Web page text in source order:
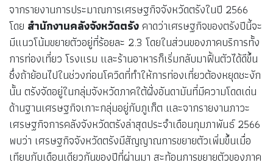
จากรายงานการประมาณการเศรษฐกิจจังหวัดตรังในปี 2566
โดย สำนักงานคลังจังหวัดตรังคาดว่าเศรษฐกิจของตรังปีนี้จะ
มีแนวโน้มขยายตัวอยู่ที่ร้อยละ 2.3 โดยในส่วนของภาคบริการทั้ง
การท่องเที่ยว โรงแรม และร้านอาหารก็เริ่มกลับมาฟื้นตัวได้ดีขึ้น
ซึ่งถ้าย้อนไปในช่วงก่อนโควิดที่ทำให้การท่องเที่ยวต้องหยุดชะงัก
นั้น ตรังจัดอยู่ในกลุ่มจังหวัดภาคใต้ฝั่งอันดามันที่มีความโดดเด่น
ด้านฐานเศรษฐกิจเกาะกลุ่มอยู่กับภูเก็ต และจากรายงานภาวะ
เศรษฐกิจการคลังจังหวัดตรังล่าสุดประจำเดือนกุมภาพันธ์ 2566
พบว่า เศรษฐกิจจังหวัดตรังมีสัญญาณการขยายตัวเพิ่มขึ้นเมื่อ
เทียบกับเดือนเดียวกันของปีที่ผ่านมา สะท้อนการขยายตัวของภาค